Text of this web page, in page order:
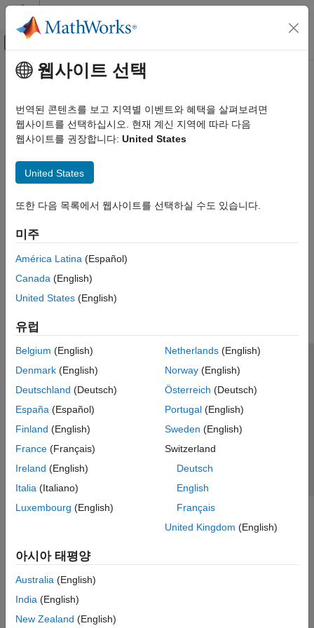
콘텐츠로 바로 가기
오프캔버스 탐색 메뉴 토글
문서 홈
주요 콘텐츠
웹사이트 선택
번역된 콘텐츠를 보고 지역별 이벤트와 혜택을 살펴보려면
웹사이트를 선택하십시오. 현재 계신 지역에 따라 다음
웹사이트를 권장합니다: United States
United States
또한 다음 목록에서 웹사이트를 선택하실 수도 있습니다.
미주
América Latina (Español)
Canada (English)
United States (English)
유럽
Belgium (English)
Denmark (English)
Deutschland (Deutsch)
España (Español)
Finland (English)
France (Français)
Ireland (English)
Italia (Italiano)
Luxembourg (English)
Netherlands(English)
Norway(English)
Österreich (Deutsch)
Portugal(English)
Sweden (English)
Switzerland
Deutsch
English
Français
United Kingdom (English)
아시아 태평양
Australia (English)
India (English)
New Zealand (English)
신뢰 센터 등록 상표 개인정보 취급방침
불법 복제 방지
애플리케이션 상태
© 1994-2026 The MathWorks, Inc.